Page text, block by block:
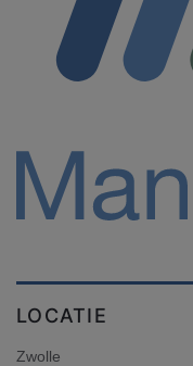
LOCATIE
Zwolle